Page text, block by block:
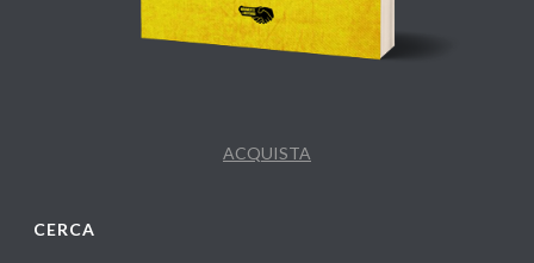
ACQUISTA
CERCA